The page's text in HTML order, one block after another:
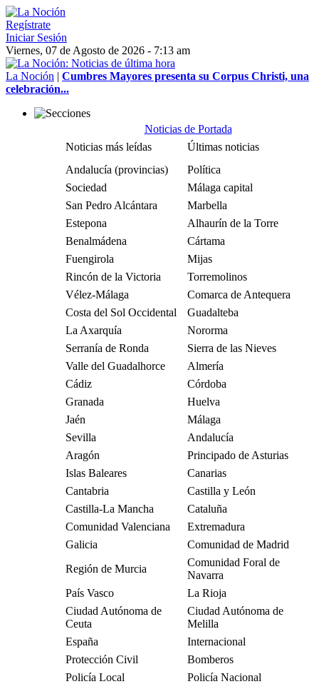
Regístrate
Iniciar Sesión
Viernes, 07 de Agosto de 2026 - 7:13 am
La Noción | Cumbres Mayores presenta su Corpus Christi, una
celebración...
Noticias de Portada
Noticias más leídas
Últimas noticias
Andalucía (provincias)
Política
Sociedad
Málaga capital
San Pedro Alcántara
Marbella
Estepona
Alhaurín de la Torre
Benalmádena
Cártama
Fuengirola
Mijas
Rincón de la Victoria
Torremolinos
Vélez-Málaga
Comarca de Antequera
Costa del Sol Occidental
Guadalteba
La Axarquía
Nororma
Serranía de Ronda
Sierra de las Nieves
Valle del Guadalhorce
Almería
Cádiz
Córdoba
Granada
Huelva
Jaén
Málaga
Sevilla
Andalucía
Aragón
Principado de Asturias
Islas Baleares
Canarias
Cantabria
Castilla y León
Castilla-La Mancha
Cataluña
Comunidad Valenciana
Extremadura
Galicia
Comunidad de Madrid
Región de Murcia
Comunidad Foral de
Navarra
País Vasco
La Rioja
Ciudad Autónoma de
Ceuta
Ciudad Autónoma de
Melilla
España
Internacional
Protección Civil
Bomberos
Policía Local
Policía Nacional